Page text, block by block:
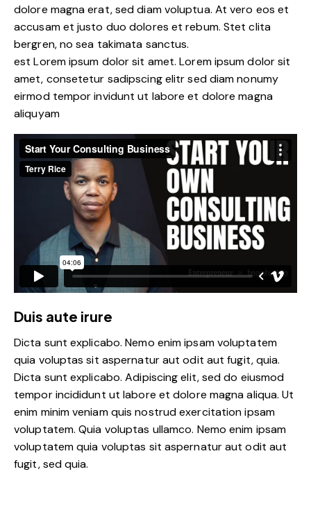
dolore magna erat, sed diam voluptua. At vero eos et
accusam et justo duo dolores et rebum. Stet clita
bergren, no sea takimata sanctus.
est Lorem ipsum dolor sit amet. Lorem ipsum dolor sit
amet, consetetur sadipscing elitr sed diam nonumy
eirmod tempor invidunt ut labore et dolore magna
aliquyam
Duis aute irure
Dicta sunt explicabo. Nemo enim ipsam voluptatem
quia voluptas sit aspernatur aut odit aut fugit, quia.
Dicta sunt explicabo. Adipiscing elit, sed do eiusmod
tempor incididunt ut labore et dolore magna aliqua. Ut
enim minim veniam quis nostrud exercitation ipsam
voluptatem. Quia voluptas ullamco. Nemo enim ipsam
voluptatem quia voluptas sit aspernatur aut odit aut
fugit, sed quia.